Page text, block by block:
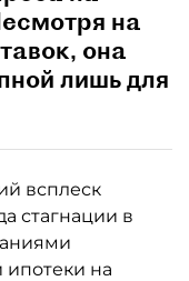
на
она
лишь для
всплеск
стагнации в
ипотеки на